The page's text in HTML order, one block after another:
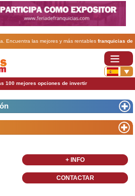
Encuentra las mejores y más rentables franquicias de
de una franquicia barata, rentable y segura.
100 mejores opciones de invertir
+ INFO
CONTACTAR